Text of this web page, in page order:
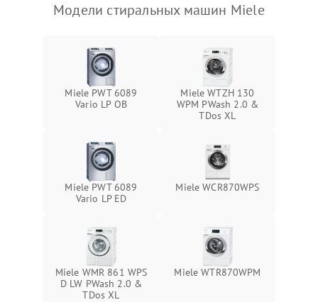
Модели стиральных машин Miele
Miele PWT 6089
Vario LP OB
Miele WTZH 130
WPM PWash 2.0 &
TDos XL
Miele PWT 6089
Vario LP ED
Miele WCR870WPS
Miele WMR 861 WPS
D LW PWash 2.0 &
TDos XL
Miele WTR870WPM